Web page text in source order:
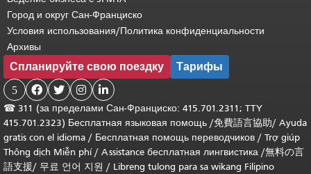
Город и округ Сан-Франциско
Условия использования/Политика конфиденциальности
Архивы
Спланируйте свою поездку Тарифы
5    
☎ 311 (за пределами Сан-Франциско: 415.701.2311; TTY
415.701.2323) Бесплатная языковая помощь /免費語言協助/ Ayuda
gratis con el idioma / Бесплатная помощь переводчиков / Trợ giúp
Thông dịch Miễn phí/ Assistance бесплатная лингвистика /無料の言
語支援/ 무료 언어 지원 / Libreng tulong para sa wikang Filipino